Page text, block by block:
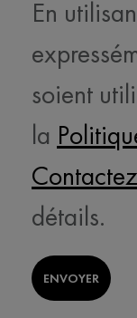
En
soient
la
détails.
ENVOYER